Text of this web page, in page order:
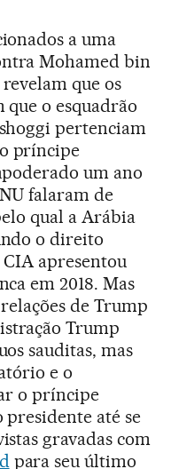
a uma
Mohamed bin
que os
o esquadrão
pertenciam
príncipe
um ano
falaram de
qual a Arábia
o direito
apresentou
em 2018. Mas
de Trump
Trump
sauditas, mas
e o
o príncipe
presidente até se
gravadas com
para seu último